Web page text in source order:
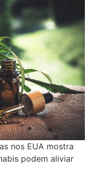
nos EUA mostra
podem aliviar